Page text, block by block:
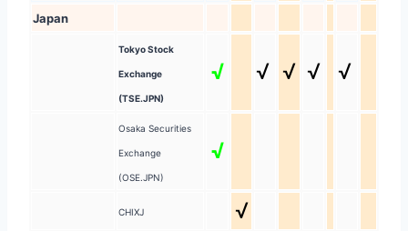
Japan
Tokyo Stock
Exchange
(TSE.JPN)
√ √ √ √ √
Osaka Securities
Exchange
(OSE.JPN)
√
CHIXJ √